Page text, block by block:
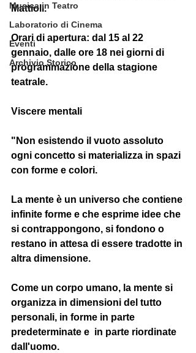
Musica in Teatro
Laboratorio di Cinema
Eventi
Archivio Storico
Mattioli.
Orari di apertura: dal 15 al 22
gennaio, dalle ore 18 nei giorni di
programmazione della stagione
teatrale.
Viscere mentali
"Non esistendo il vuoto assoluto
ogni concetto si materializza in spazi
con forme e colori.
La mente è un universo che contiene
infinite forme e che esprime idee che
si contrappongono, si fondono o
restano in attesa di essere tradotte in
altra dimensione.
Come un corpo umano, la mente si
organizza in dimensioni del tutto
personali, in forme in parte
predeterminate e  in parte riordinate
dall'uomo.